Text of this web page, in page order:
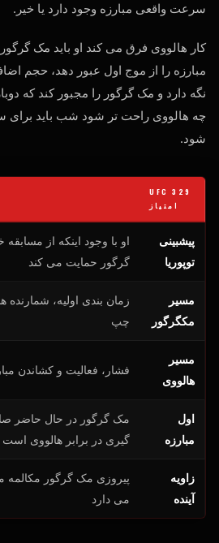
سرعت واقعی مبارزه وجود دارد یا خیر.
کار هالووی فرق می کند او باید مک گرگور
مبارزه را از موج اول عبور دهد، حجم
نگه دارد و مک گرگور را مجبور کند که
چه هالووی راحت تر شود شب باید برای
شود.
UFC 329
امتیاز
پیشبینی
توپوریا
او با وجود اینکه از
گرگور حمایت می کند
مسیر
مکگرگور
زمان بندی اولیه،
چپ
مسیر
هالووی
فشار، فعالیت و کشاندن
اول
مبارزه
مک گرگور در حال حاضر
گیری در برابر هالووی است
زاویه
آینده
پیروزی مک گرگور مکالمه
می دارد